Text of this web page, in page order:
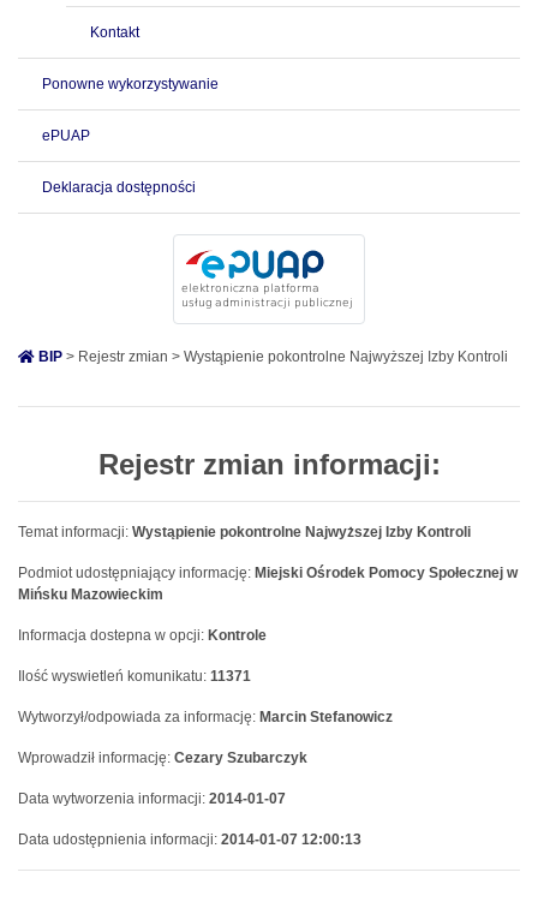
Kontakt
Ponowne wykorzystywanie
ePUAP
Deklaracja dostępności
BIP > Rejestr zmian > Wystąpienie pokontrolne Najwyższej Izby Kontroli
Rejestr zmian informacji:
Temat informacji: Wystąpienie pokontrolne Najwyższej Izby Kontroli
Podmiot udostępniający informację: Miejski Ośrodek Pomocy Społecznej w
Mińsku Mazowieckim
Informacja dostepna w opcji: Kontrole
Ilość wyswietleń komunikatu: 11371
Wytworzył/odpowiada za informację: Marcin Stefanowicz
Wprowadził informację: Cezary Szubarczyk
Data wytworzenia informacji: 2014-01-07
Data udostępnienia informacji: 2014-01-07 12:00:13